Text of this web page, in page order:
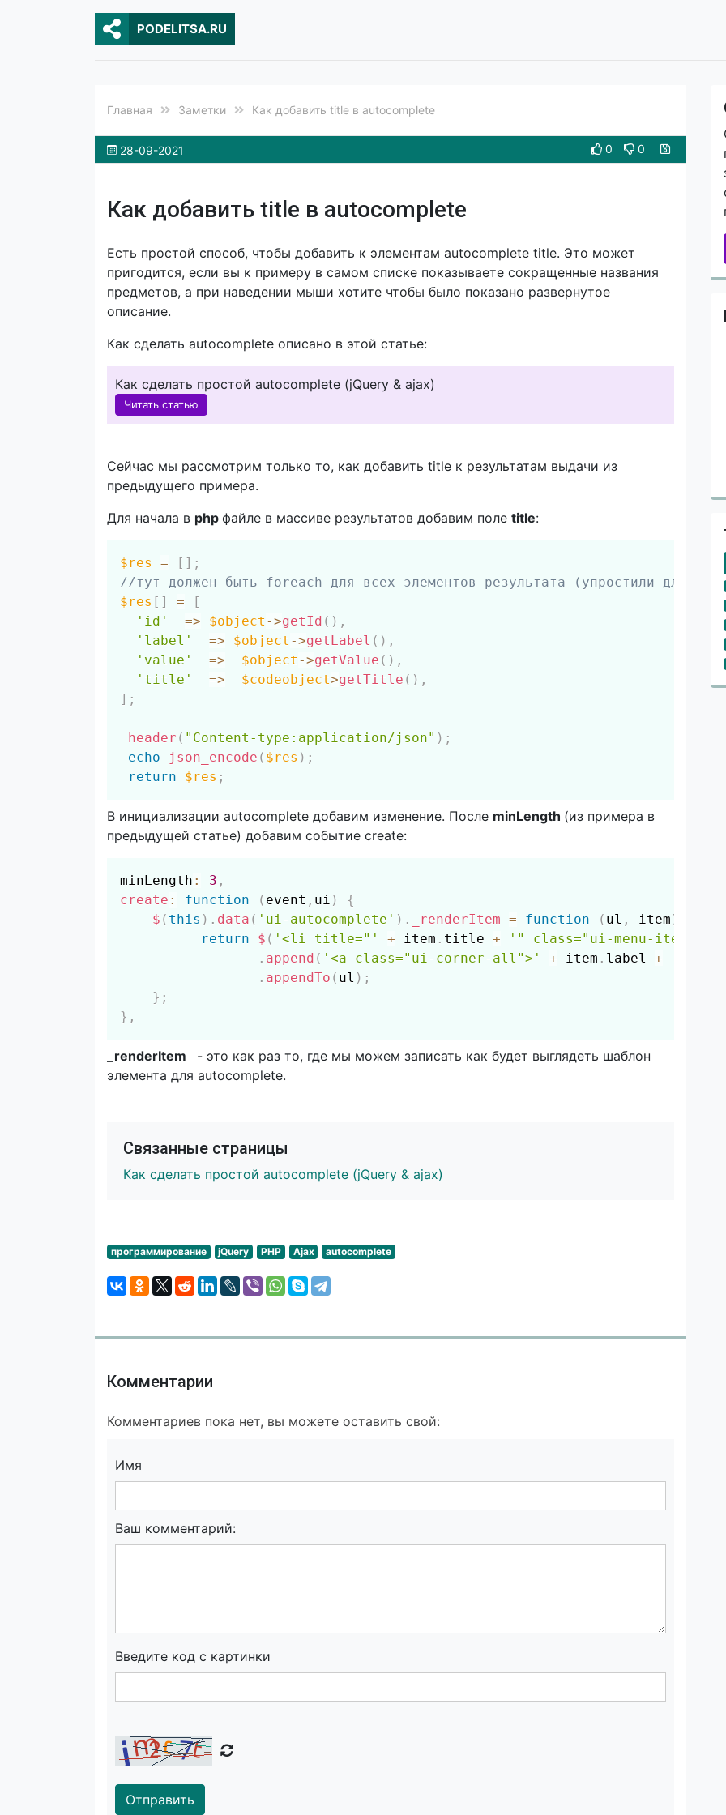
PODELITSA.RU
Главная Заметки Как добавить title в autocomplete
28-09-2021 0 0
Как добавить title в autocomplete
Есть простой способ, чтобы добавить к элементам autocomplete title. Это может
пригодится, если вы к примеру в самом списке показываете сокращенные названия
предметов, а при наведении мыши хотите чтобы было показано развернутое
описание.
Как сделать autocomplete описано в этой статье:
Как сделать простой autocomplete (jQuery & ajax)
Читать статью
Сейчас мы рассмотрим только то, как добавить title к результатам выдачи из
предыдущего примера.
Для начала в php файле в массиве результатов добавим поле title:
$res = [ ] ;
//тут должен быть foreach для всех элементов результата (упростили для
$res [ ] =
[
'id'
=> $object ->getId ( ) ,
'label'
=> $object ->getLabel ( ) ,
'value'
=> $object ->getValue ( ) ,
'title'
=> $codeobject>getTitle ( ) ,
] ;
header ( "Content-type:application/json" ) ;
echo
json_encode ( $res ) ;
return
$res ;
В инициализации autocomplete добавим изменение. После minLength (из примера в
предыдущей статье) добавим событие create:
minLength : 3 ,
create : function ( event , ui )
{
$ ( this ) . data ( 'ui-autocomplete' ) . _renderItem = function ( ul , item )
return
$ ( '<li title="' + item . title + '" class="ui-menu-item" >'
. append ( '<a class="ui-corner-all">' + item . label +
. appendTo ( ul ) ;
} ;
} ,
_renderItem
- это как раз то, где мы можем записать как будет выглядеть шаблон
элемента для autocomplete.
Связанные страницы
Как сделать простой autocomplete (jQuery & ajax)
программирование jQuery PHP Ajax autocomplete
Комментарии
Комментариев пока нет, вы можете оставить свой:
Имя
Ваш комментарий:
Введите код с картинки
Отправить